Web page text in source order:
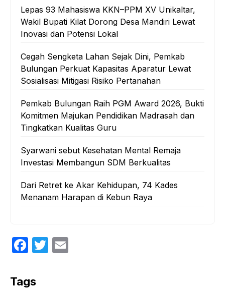
Lepas 93 Mahasiswa KKN–PPM XV Unikaltar,
Wakil Bupati Kilat Dorong Desa Mandiri Lewat
Inovasi dan Potensi Lokal
Cegah Sengketa Lahan Sejak Dini, Pemkab
Bulungan Perkuat Kapasitas Aparatur Lewat
Sosialisasi Mitigasi Risiko Pertanahan
Pemkab Bulungan Raih PGM Award 2026, Bukti
Komitmen Majukan Pendidikan Madrasah dan
Tingkatkan Kualitas Guru
‎Syarwani sebut Kesehatan Mental Remaja
Investasi Membangun SDM Berkualitas
‎Dari Retret ke Akar Kehidupan, 74 Kades
Menanam Harapan di Kebun Raya
F
c
T
Tags